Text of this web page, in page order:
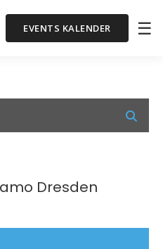
EVENTS KALENDER ☰
Dresden